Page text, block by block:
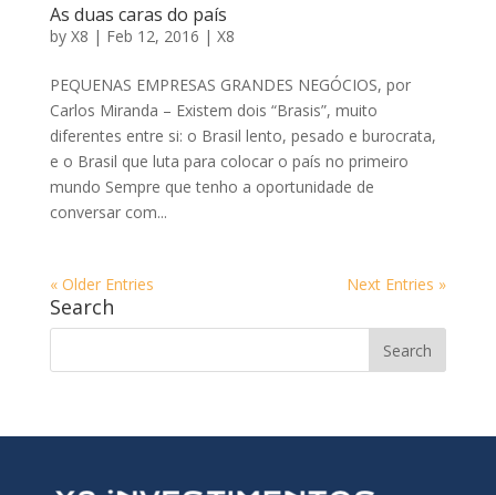
As duas caras do país
by X8 | Feb 12, 2016 | X8
PEQUENAS EMPRESAS GRANDES NEGÓCIOS, por
Carlos Miranda – Existem dois “Brasis”, muito
diferentes entre si: o Brasil lento, pesado e burocrata,
e o Brasil que luta para colocar o país no primeiro
mundo Sempre que tenho a oportunidade de
conversar com...
« Older Entries Next Entries »
Search